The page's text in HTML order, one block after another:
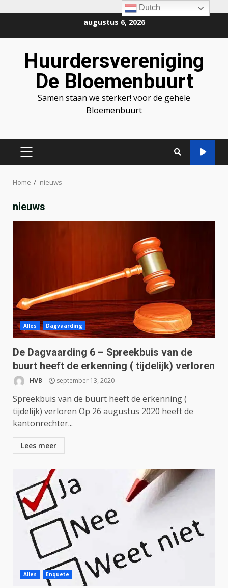
inhoud
augustus 6, 2026
Huurdersvereniging
De Bloemenbuurt
Samen staan we sterker! voor de gehele
Bloemenbuurt
PRIMAIR
Home nieuws
nieuws
Alles Dagvaarding
De Dagvaarding 6 – Spreekbuis van de
buurt heeft de erkenning ( tijdelijk) verloren
HVB september 13, 2020
Spreekbuis van de buurt heeft de erkenning (
tijdelijk) verloren Op 26 augustus 2020 heeft de
kantonrechter...
Lees meer
Alles Enquete
Dutch